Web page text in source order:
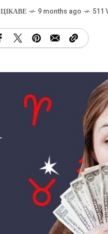
ЦІКАВЕ 9 months ago 511